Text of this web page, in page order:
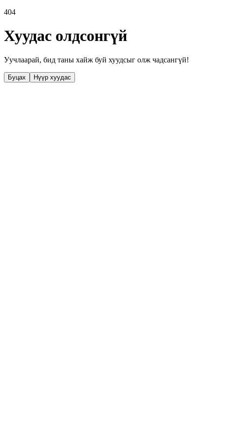
404
Хуудас олдсонгүй
Уучлаарай, бид таны хайж буй хуудсыг олж чадсангүй!
Буцах Нүүр хуудас